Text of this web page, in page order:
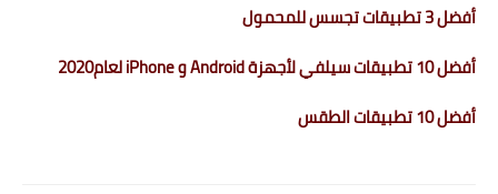
أفضل 3 تطبيقات تجسس للمحمول
أفضل 10 تطبيقات سيلفي لأجهزة Android و iPhone لعام2020
أفضل 10 تطبيقات الطقس